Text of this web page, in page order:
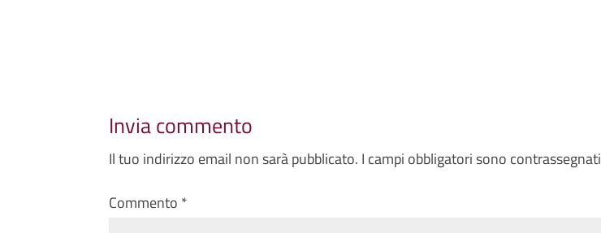
Invia commento
Il tuo indirizzo email non sarà pubblicato. I campi obbligatori sono contrassegnati
Commento *